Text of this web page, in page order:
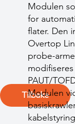
Tilbake
Modulen
for
flater. Den
Overtop
probe-
PAUT/
Modulen